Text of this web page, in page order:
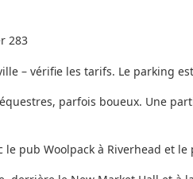
283
– vérifie les tarifs. Le parking
parfois boueux. Une
pub Woolpack à Riverhead et